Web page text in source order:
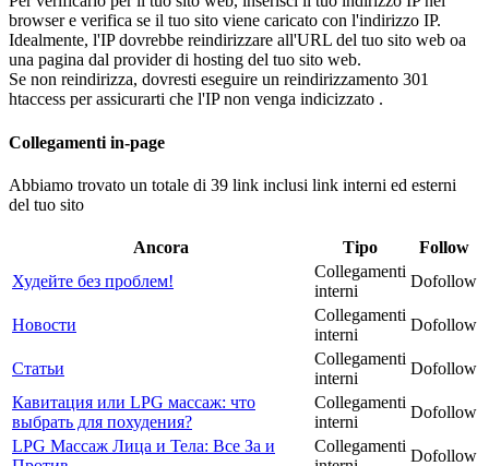
browser e verifica se il tuo sito viene caricato con l'indirizzo IP.
Idealmente, l'IP dovrebbe reindirizzare all'URL del tuo sito web oa
una pagina dal provider di hosting del tuo sito web.
Se non reindirizza, dovresti eseguire un reindirizzamento 301
htaccess per assicurarti che l'IP non venga indicizzato .
Collegamenti in-page
Abbiamo trovato un totale di 39 link inclusi link interni ed esterni
del tuo sito
Ancora Tipo
Follow
Худейте без проблем!
Collegamenti
interni
Dofollow
Новости
Collegamenti
interni
Dofollow
Статьи
Collegamenti
interni
Dofollow
Кавитация или LPG массаж: что
выбрать для похудения?
Collegamenti
interni
Dofollow
LPG Массаж Лица и Тела: Все За и
Collegamenti
Dofollow